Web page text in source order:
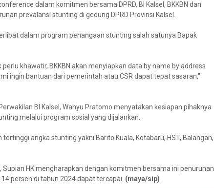
dalam komitmen bersama DPRD, BI Kalsel, BKKBN dan
prevalansi stunting di gedung DPRD Provinsi Kalsel.
dalam program penangaan stunting salah satunya Bapak
khawatir, BKKBN akan menyiapkan data by name by address
ingin bantuan dari pemerintah atau CSR dapat tepat sasaran,"
BI Kalsel, Wahyu Pratomo menyatakan kesiapan pihaknya
melalui program sosial yang dijalankan.
angka stunting yakni Barito Kuala, Kotabaru, HST, Balangan,
Supian HK mengharapkan dengan komitmen bersama ini penurunan
persen di tahun 2024 dapat tercapai. (maya/sip)